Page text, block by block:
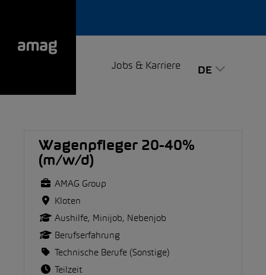
DE
Jobs & Karriere
Wagenpfleger 20-40%
(m/w/d)
AMAG Group
Kloten
Aushilfe, Minijob, Nebenjob
Berufserfahrung
Technische Berufe (Sonstige)
Teilzeit